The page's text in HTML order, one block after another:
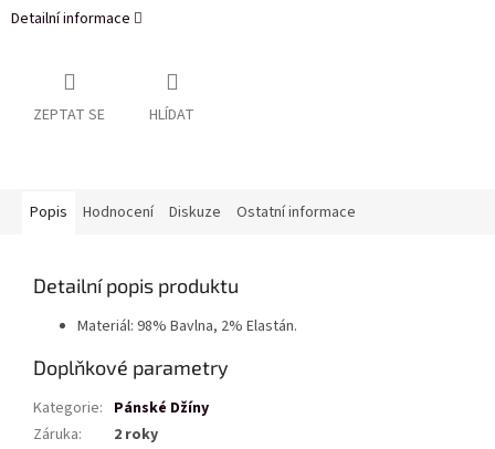
Detailní informace
ZEPTAT SE HLÍDAT
Popis Hodnocení Diskuze Ostatní informace
Detailní popis produktu
Materiál: 98% Bavlna, 2% Elastán.
Doplňkové parametry
Kategorie: Pánské Džíny
Záruka:
2 roky